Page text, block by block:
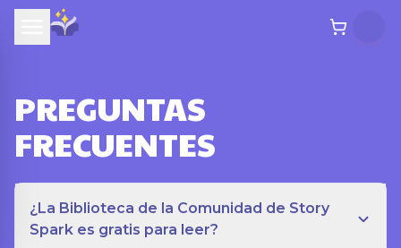
PREGUNTAS
FRECUENTES
¿La Biblioteca de la Comunidad de Story
Spark es gratis para leer?